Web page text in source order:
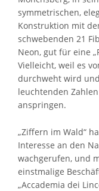
symmetrischen,
Konstruktion mit
schwebenden 21
Neon, gut für eine
Vielleicht, weil es
durchweht wird
leuchtenden
anspringen.
„Ziffern im Wald“
Interesse an den
wachgerufen, und
einstmalige
„Accademia dei